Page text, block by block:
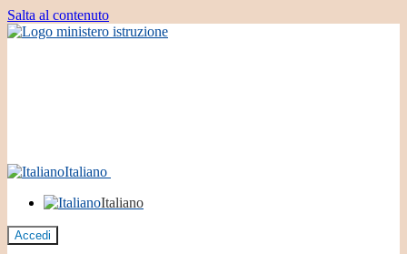
Salta al contenuto
Italiano
Italiano
Accedi